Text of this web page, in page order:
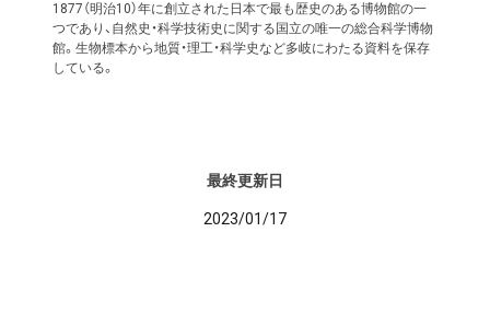
1877（明治10）年に創立された日本で最も歴史のある博物館の一
つであり、自然史・科学技術史に関する国立の唯一の総合科学博物
館。生物標本から地質・理工・科学史など多岐にわたる資料を保存
している。
最終更新日
2023/01/17